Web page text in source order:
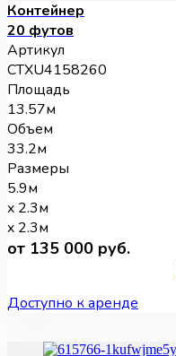
Контейнер
20 футов
Артикул
CTXU4158260
Площадь
13.57м
Объем
33.2м
Размеры
5.9м
x 2.3м
x 2.3м
от 135 000 руб.
Доступно к аренде